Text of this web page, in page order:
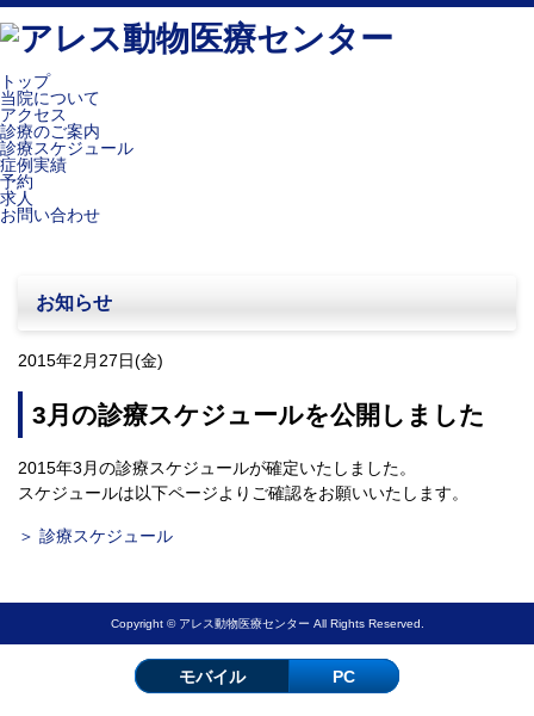
トップ
当院について
アクセス
診療のご案内
診療スケジュール
症例実績
予約
求人
お問い合わせ
お知らせ
2015年2月27日(金)
3月の診療スケジュールを公開しました
2015年3月の診療スケジュールが確定いたしました。
スケジュールは以下ページよりご確認をお願いいたします。
＞ 診療スケジュール
Copyright © アレス動物医療センター All Rights Reserved.
モバイル PC